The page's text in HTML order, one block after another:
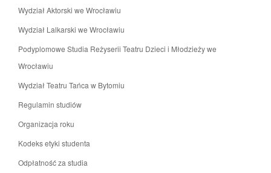
Wydział Aktorski we Wrocławiu
Wydział Lalkarski we Wrocławiu
Podyplomowe Studia Reżyserii Teatru Dzieci i Młodzieży we
Wrocławiu
Wydział Teatru Tańca w Bytomiu
Regulamin studiów
Organizacja roku
Kodeks etyki studenta
Odpłatność za studia